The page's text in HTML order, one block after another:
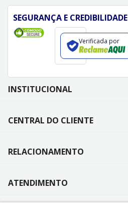
SEGURANÇA E CREDIBILIDADE
Verificada por
FORMAS DE
PAGAMENTO
INSTITUCIONAL
CENTRAL DO CLIENTE
RELACIONAMENTO
ATENDIMENTO